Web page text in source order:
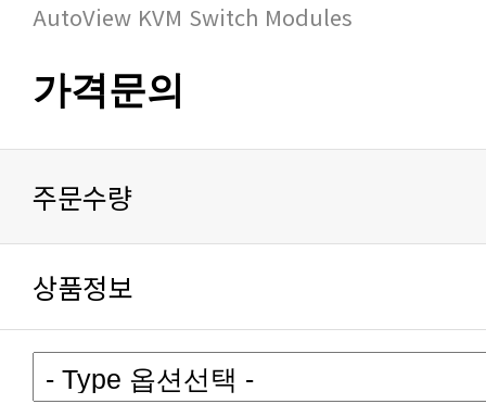
AutoView KVM Switch Modules
가격문의
주문수량
상품정보